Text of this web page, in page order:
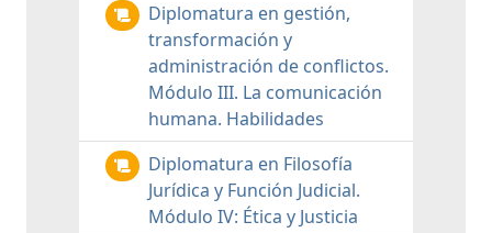
Diplomatura en gestión,
transformación y
administración de conflictos.
Módulo III. La comunicación
humana. Habilidades
Diplomatura en Filosofía
Jurídica y Función Judicial.
Módulo IV: Ética y Justicia